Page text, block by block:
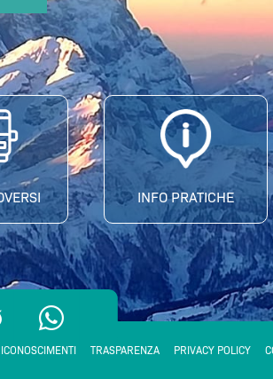
INFO PRATICHE
W
h
a
TRASPARENZA PRIVACY POLICY